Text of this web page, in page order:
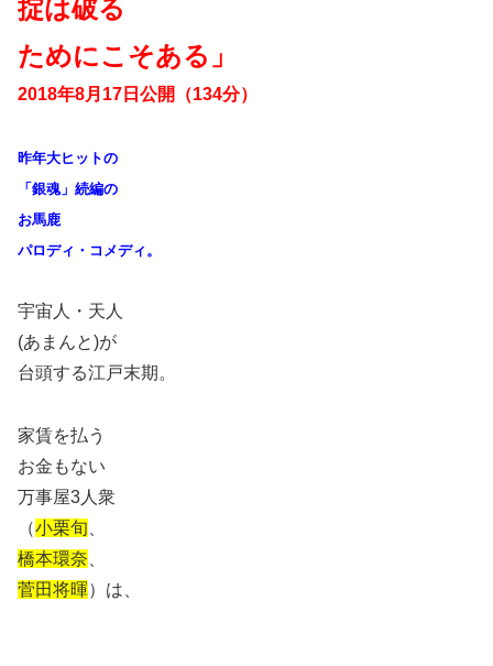
掟は破る
ためにこそある」
2018年8月17日公開（134分）
昨年大ヒットの
「銀魂」続編の
お馬鹿
パロディ・コメディ。
宇宙人・天人
(あまんと)が
台頭する江戸末期。
家賃を払う
お金もない
万事屋3人衆
（小栗旬
橋本環奈
菅田将暉）は、